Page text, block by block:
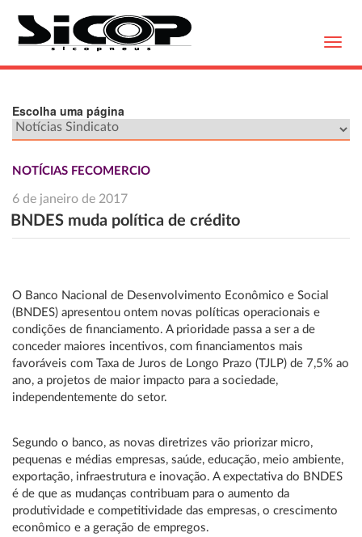
Escolha uma página
NOTÍCIAS FECOMERCIO
6 de janeiro de 2017
BNDES muda política de crédito
O Banco Nacional de Desenvolvimento Econômico e Social
(BNDES) apresentou ontem novas políticas operacionais e
condições de financiamento. A prioridade passa a ser a de
conceder maiores incentivos, com financiamentos mais
favoráveis com Taxa de Juros de Longo Prazo (TJLP) de 7,5% ao
ano, a projetos de maior impacto para a sociedade,
independentemente do setor.
Segundo o banco, as novas diretrizes vão priorizar micro,
pequenas e médias empresas, saúde, educação, meio ambiente,
exportação, infraestrutura e inovação. A expectativa do BNDES
é de que as mudanças contribuam para o aumento da
produtividade e competitividade das empresas, o crescimento
econômico e a geração de empregos.